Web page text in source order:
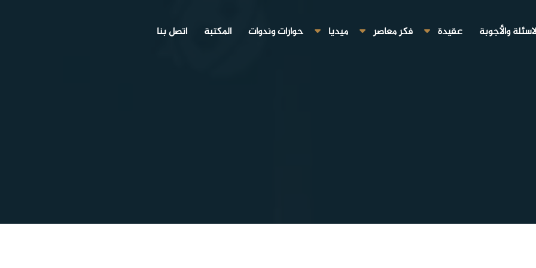
والأجوبة عقيدة فكر معاصر ميديا حوارات وندوات المكتبة اتصل بنا